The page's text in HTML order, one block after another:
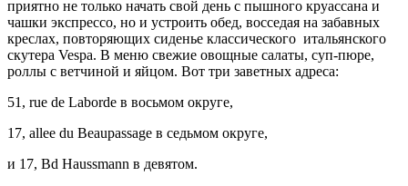
приятно не только начать свой день с пышного круассана и
чашки экспрессо, но и устроить обед, восседая на забавных
креслах, повторяющих сиденье классического итальянского
скутера Vespa. В меню свежие овощные салаты, суп-пюре,
роллы с ветчиной и яйцом. Вот три заветных адреса:
51, rue de Laborde в восьмом округе,
17, allee du Beaupassage в седьмом округе,
и 17, Bd Haussmann в девятом.